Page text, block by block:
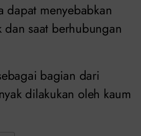
dapat menyebabkan
dan saat berhubungan
bagian dari
dilakukan oleh kaum